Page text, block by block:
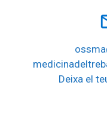
Deixa el